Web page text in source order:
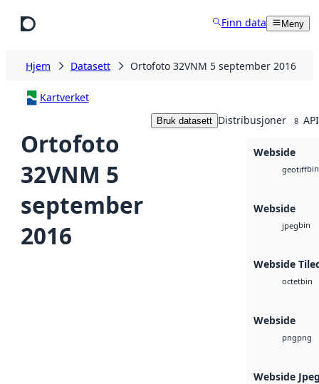
Finn data Meny
Hjem Datasett Ortofoto 32VNM 5 september 2016
Kartverket
Ortofoto
32VNM 5
september
2016
Bruk datasett Distribusjoner 8
Webside
geotiffbin
Webside
jpegbin
Webside
octetbin
Webside
pngpng
Webside